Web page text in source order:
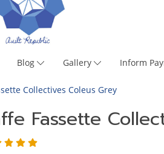
Blog Gallery Inform
Collectives Coleus Grey
Fassette